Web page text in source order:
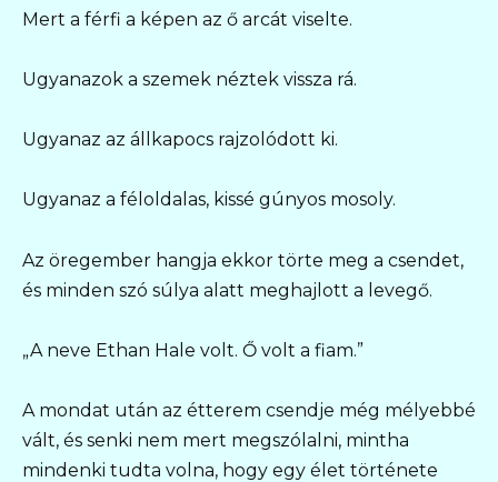
Mert a férfi a képen az ő arcát viselte.
Ugyanazok a szemek néztek vissza rá.
Ugyanaz az állkapocs rajzolódott ki.
Ugyanaz a féloldalas, kissé gúnyos mosoly.
Az öregember hangja ekkor törte meg a csendet,
és minden szó súlya alatt meghajlott a levegő.
„A neve Ethan Hale volt. Ő volt a fiam.”
A mondat után az étterem csendje még mélyebbé
vált, és senki nem mert megszólalni, mintha
mindenki tudta volna, hogy egy élet története